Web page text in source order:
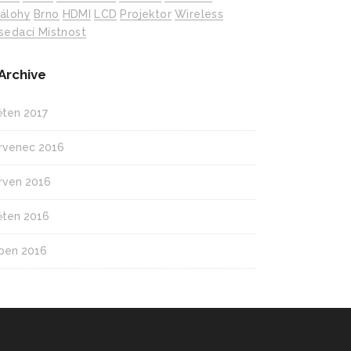
Brno HDMI LCD Projektor Wireless
Místnost
2017
2016
2016
2016
2016